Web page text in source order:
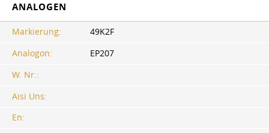
ANALOGEN
Markierung:
49K2F
Analogon:
EP207
W. Nr.:
Aisi Uns:
En: